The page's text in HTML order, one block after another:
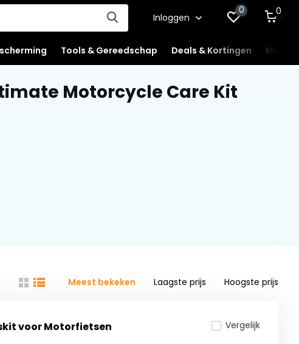
Inloggen
0 0
Tools & Gereedschap Deals & Kortingen
Motorcycle Care Kit
Meest bekeken Laagste prijs Hoogste prijs
voor Motorfietsen Vergelijk